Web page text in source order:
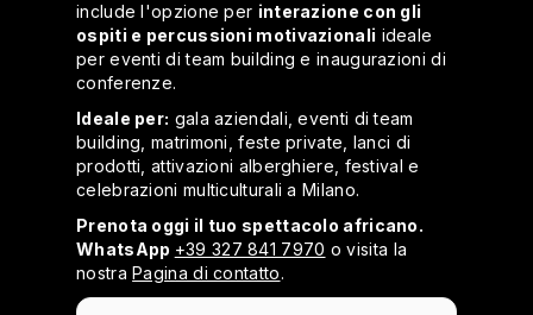
include l'opzione per interazione con gli
ospiti e percussioni motivazionali ideale
per eventi di team building e inaugurazioni di
conferenze.
Ideale per: gala aziendali, eventi di team
building, matrimoni, feste private, lanci di
prodotti, attivazioni alberghiere, festival e
celebrazioni multiculturali a Milano.
Prenota oggi il tuo spettacolo africano.
WhatsApp +39 327 841 7970 o visita la
nostra Pagina di contatto.